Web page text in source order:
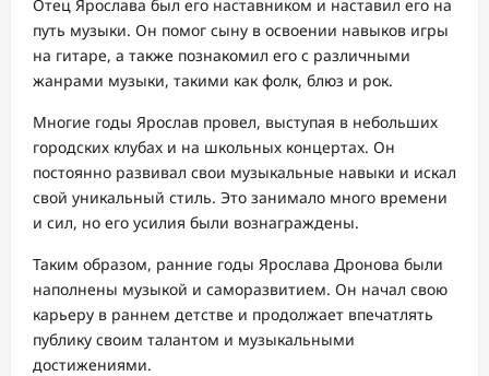
Отец Ярослава был его наставником и наставил его на
путь музыки. Он помог сыну в освоении навыков игры
на гитаре, а также познакомил его с различными
жанрами музыки, такими как фолк, блюз и рок.
Многие годы Ярослав провел, выступая в небольших
городских клубах и на школьных концертах. Он
постоянно развивал свои музыкальные навыки и искал
свой уникальный стиль. Это занимало много времени
и сил, но его усилия были вознаграждены.
Таким образом, ранние годы Ярослава Дронова были
наполнены музыкой и саморазвитием. Он начал свою
карьеру в раннем детстве и продолжает впечатлять
публику своим талантом и музыкальными
достижениями.